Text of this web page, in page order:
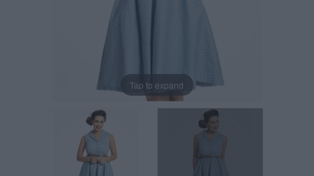
Tap to expand